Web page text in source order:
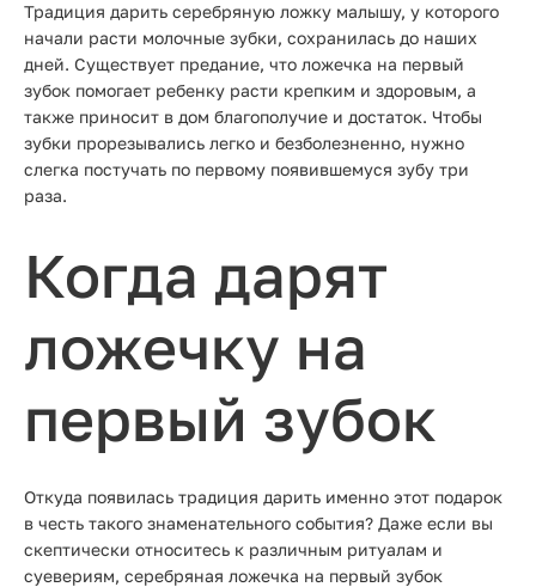
Традиция дарить серебряную ложку малышу, у которого
начали расти молочные зубки, сохранилась до наших
дней. Существует предание, что ложечка на первый
зубок помогает ребенку расти крепким и здоровым, а
также приносит в дом благополучие и достаток. Чтобы
зубки прорезывались легко и безболезненно, нужно
слегка постучать по первому появившемуся зубу три
раза.
Когда дарят
ложечку на
первый зубок
Откуда появилась традиция дарить именно этот подарок
в честь такого знаменательного события? Даже если вы
скептически относитесь к различным ритуалам и
суевериям, серебряная ложечка на первый зубок